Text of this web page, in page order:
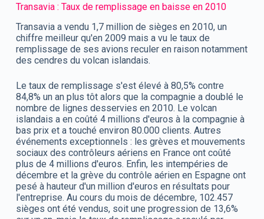
Transavia : Taux de remplissage en baisse en 2010
Transavia a vendu 1,7 million de sièges en 2010, un
chiffre meilleur qu'en 2009 mais a vu le taux de
remplissage de ses avions reculer en raison notamment
des cendres du volcan islandais.
Le taux de remplissage s'est élevé à 80,5% contre
84,8% un an plus tôt alors que la compagnie a doublé le
nombre de lignes desservies en 2010. Le volcan
islandais a en coûté 4 millions d'euros à la compagnie à
bas prix et a touché environ 80.000 clients. Autres
événements exceptionnels : les grèves et mouvements
sociaux des contrôleurs aériens en France ont coûté
plus de 4 millions d'euros. Enfin, les intempéries de
décembre et la grève du contrôle aérien en Espagne ont
pesé à hauteur d'un million d'euros en résultats pour
l'entreprise. Au cours du mois de décembre, 102.457
sièges ont été vendus, soit une progression de 13,6%